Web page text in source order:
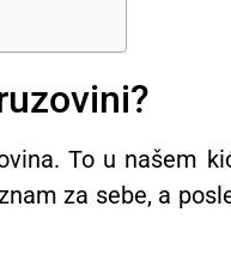
To u našem
za sebe, a